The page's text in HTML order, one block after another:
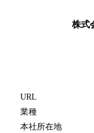
株式
URL
業種
本社所在地